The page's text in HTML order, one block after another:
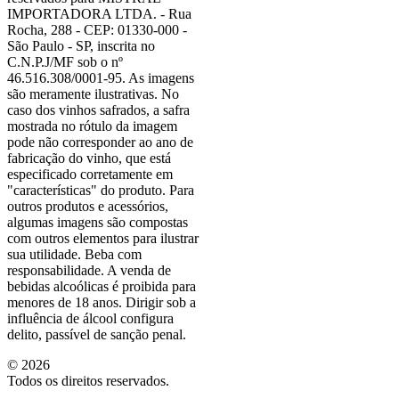
IMPORTADORA LTDA. - Rua
Rocha, 288 - CEP: 01330-000 -
São Paulo - SP, inscrita no
C.N.P.J/MF sob o nº
46.516.308/0001-95. As imagens
são meramente ilustrativas. No
caso dos vinhos safrados, a safra
mostrada no rótulo da imagem
pode não corresponder ao ano de
fabricação do vinho, que está
especificado corretamente em
"características" do produto. Para
outros produtos e acessórios,
algumas imagens são compostas
com outros elementos para ilustrar
sua utilidade. Beba com
responsabilidade. A venda de
bebidas alcoólicas é proibida para
menores de 18 anos. Dirigir sob a
influência de álcool configura
delito, passível de sanção penal.
© 2026
Todos os direitos reservados.